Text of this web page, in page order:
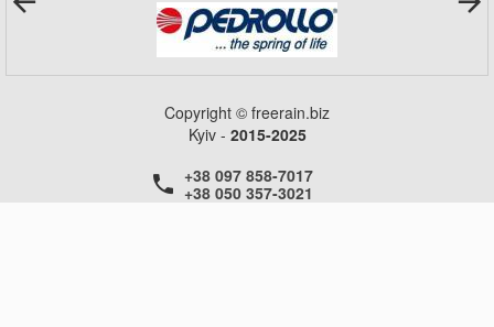
Copyright © freerain.biz
Kyiv - 2015-2025
+38 097 858-7017
+38 050 357-3021